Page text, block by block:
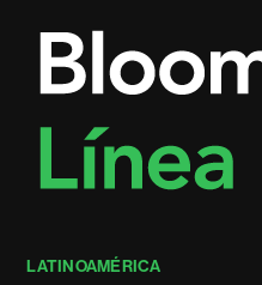
LATINOAMÉRICA